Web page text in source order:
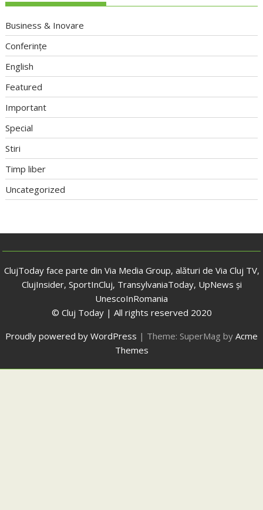
Business & Inovare
Conferințe
English
Featured
Important
Special
Stiri
Timp liber
Uncategorized
ClujToday face parte din Via Media Group, alături de Via Cluj TV,
ClujInsider, SportInCluj, TransylvaniaToday, UpNews și
UnescoInRomania
© Cluj Today | All rights reserved 2020
Proudly powered by WordPress | Theme: SuperMag by Acme
Themes